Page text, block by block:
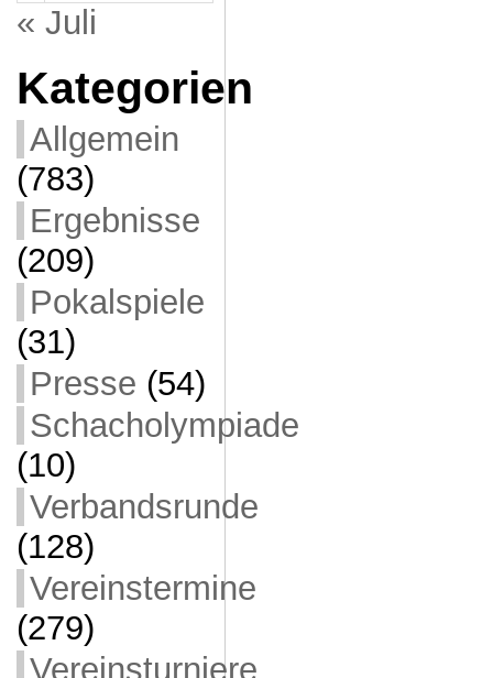
« Juli
Kategorien
Allgemein
(783)
Ergebnisse
(209)
Pokalspiele
(31)
Presse (54)
Schacholympiade
(10)
Verbandsrunde
(128)
Vereinstermine
(279)
Vereinsturniere